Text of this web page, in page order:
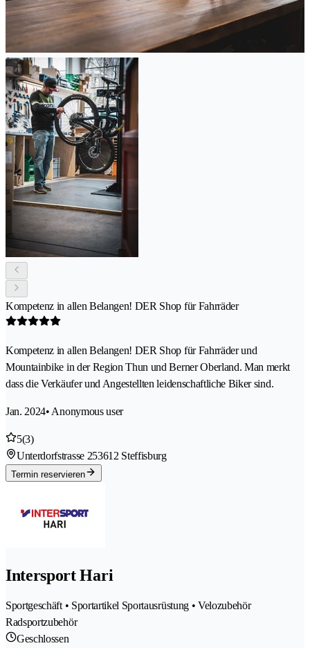
Kompetenz in allen Belangen! DER Shop für Fahrräder
Kompetenz in allen Belangen! DER Shop für Fahrräder und
Mountainbike in der Region Thun und Berner Oberland. Man merkt
dass die Verkäufer und Angestellten leidenschaftliche Biker sind.
Jan. 2024• Anonymous user
5(3)
Unterdorfstrasse 253612 Steffisburg
Termin reservieren
Intersport Hari
Sportgeschäft • Sportartikel Sportausrüstung • Velozubehör
Radsportzubehör
Geschlossen